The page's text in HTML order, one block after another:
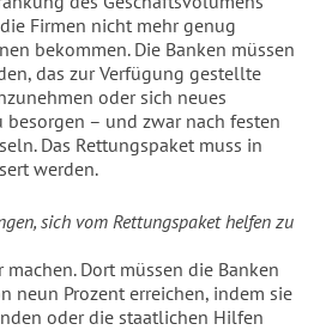
Firmen nicht mehr genug
bekommen. Die Banken müssen
das zur Verfügung gestellte
oder sich neues
– und zwar nach festen
Das Rettungspaket muss in
werden.
sich vom Rettungspaket helfen zu
Dort müssen die Banken
neun Prozent erreichen, indem sie
oder die staatlichen Hilfen